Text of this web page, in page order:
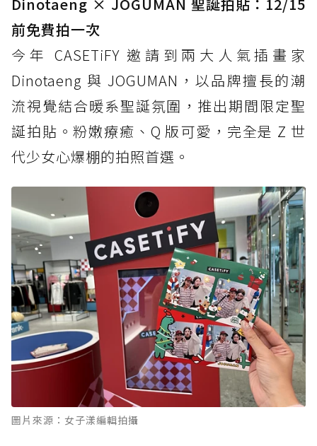
前免費拍一次
今年 CASETiFY 邀請到兩大人氣插畫家
Dinotaeng 與 JOGUMAN，以品牌擅長的潮
流視覺結合暖系聖誕氛圍，推出期間限定聖
誕拍貼。粉嫩療癒、Q 版可愛，完全是 Z 世
代少女心爆棚的拍照首選。
圖片來源：女子漾編輯拍攝